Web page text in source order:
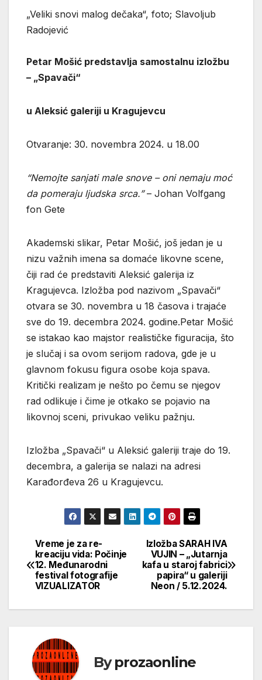
„Veliki snovi malog dečaka“, foto; Slavoljub
Radojević
Petar Mošić predstavlja samostalnu izložbu
– „Spavači“
u Aleksić galeriji u Kragujevcu
Otvaranje: 30. novembra 2024. u 18.00
“Nemojte sanjati male snove – oni nemaju moć
da pomeraju ljudska srca.”– Johan Volfgang
fon Gete
Akademski slikar, Petar Mošić, još jedan je u
nizu važnih imena sa domaće likovne scene,
čiji rad će predstaviti Aleksić galerija iz
Kragujevca. Izložba pod nazivom „Spavači“
otvara se 30. novembra u 18 časova i trajaće
sve do 19. decembra 2024. godine.Petar Mošić
se istakao kao majstor realističke figuracija, što
je slučaj i sa ovom serijom radova, gde je u
glavnom fokusu figura osobe koja spava.
Kritički realizam je nešto po čemu se njegov
rad odlikuje i čime je otkako se pojavio na
likovnoj sceni, privukao veliku pažnju.
Izložba „Spavači“ u Aleksić galeriji traje do 19.
decembra, a galerija se nalazi na adresi
Karađorđeva 26 u Kragujevcu.
Кретање
чланка
Izložba SARAH IVA
VUJIN – „Jutarnja
kafa u staroj fabrici
papira“ u galeriji
Neon / 5.12.2024.
Vreme je za re-
kreaciju vida: Počinje
12. Međunarodni
festival fotografije
VIZUALIZATOR
Byprozaonline